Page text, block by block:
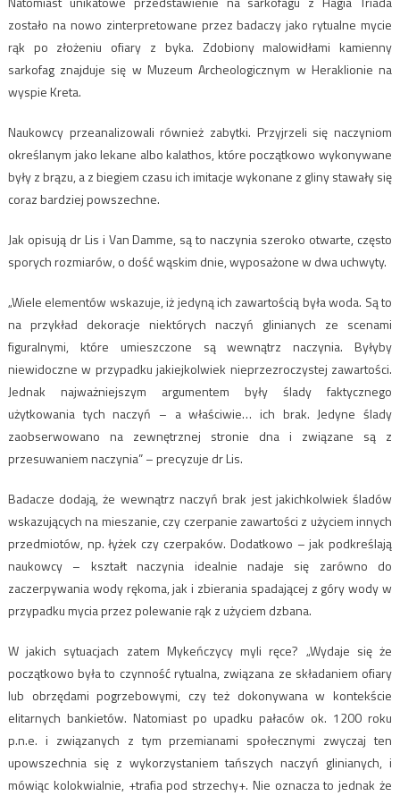
zostało na nowo zinterpretowane przez badaczy jako rytualne mycie
rąk po złożeniu ofiary z byka. Zdobiony malowidłami kamienny
sarkofag znajduje się w Muzeum Archeologicznym w Heraklionie na
wyspie Kreta.
Naukowcy przeanalizowali również zabytki. Przyjrzeli się naczyniom
określanym jako lekane albo kalathos, które początkowo wykonywane
były z brązu, a z biegiem czasu ich imitacje wykonane z gliny stawały się
coraz bardziej powszechne.
Jak opisują dr Lis i Van Damme, są to naczynia szeroko otwarte, często
sporych rozmiarów, o dość wąskim dnie, wyposażone w dwa uchwyty.
„Wiele elementów wskazuje, iż jedyną ich zawartością była woda. Są to
na przykład dekoracje niektórych naczyń glinianych ze scenami
figuralnymi, które umieszczone są wewnątrz naczynia. Byłyby
niewidoczne w przypadku jakiejkolwiek nieprzezroczystej zawartości.
Jednak najważniejszym argumentem były ślady faktycznego
użytkowania tych naczyń – a właściwie… ich brak. Jedyne ślady
zaobserwowano na zewnętrznej stronie dna i związane są z
przesuwaniem naczynia” – precyzuje dr Lis.
Badacze dodają, że wewnątrz naczyń brak jest jakichkolwiek śladów
wskazujących na mieszanie, czy czerpanie zawartości z użyciem innych
przedmiotów, np. łyżek czy czerpaków. Dodatkowo – jak podkreślają
naukowcy – kształt naczynia idealnie nadaje się zarówno do
zaczerpywania wody rękoma, jak i zbierania spadającej z góry wody w
przypadku mycia przez polewanie rąk z użyciem dzbana.
W jakich sytuacjach zatem Mykeńczycy myli ręce? „Wydaje się że
początkowo była to czynność rytualna, związana ze składaniem ofiary
lub obrzędami pogrzebowymi, czy też dokonywana w kontekście
elitarnych bankietów. Natomiast po upadku pałaców ok. 1200 roku
p.n.e. i związanych z tym przemianami społecznymi zwyczaj ten
upowszechnia się z wykorzystaniem tańszych naczyń glinianych, i
mówiąc kolokwialnie, +trafia pod strzechy+. Nie oznacza to jednak że